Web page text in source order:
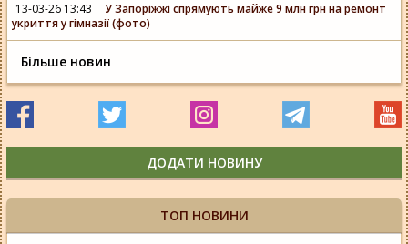
13-03-26 13:43
У Запоріжжі спрямують майже 9 млн грн на ремонт
укриття у гімназії (фото)
Більше новин
ДОДАТИ НОВИНУ
ТОП НОВИНИ